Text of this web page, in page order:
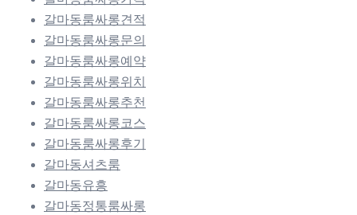
갈마동룸싸롱견적
갈마동룸싸롱문의
갈마동룸싸롱예약
갈마동룸싸롱위치
갈마동룸싸롱추천
갈마동룸싸롱코스
갈마동룸싸롱후기
갈마동셔츠룸
갈마동유흥
갈마동정통룸싸롱